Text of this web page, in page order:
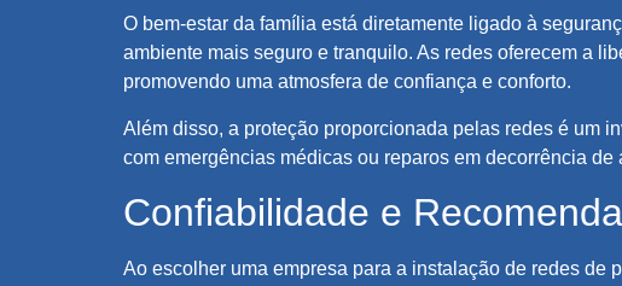
O bem-estar da família está diretamente ligado à
ambiente mais seguro e tranquilo. As redes oferecem a
promovendo uma atmosfera de confiança e conforto.
Além disso, a proteção proporcionada pelas redes é um
com emergências médicas ou reparos em decorrência de
Confiabilidade e
Ao escolher uma empresa para a instalação de redes de